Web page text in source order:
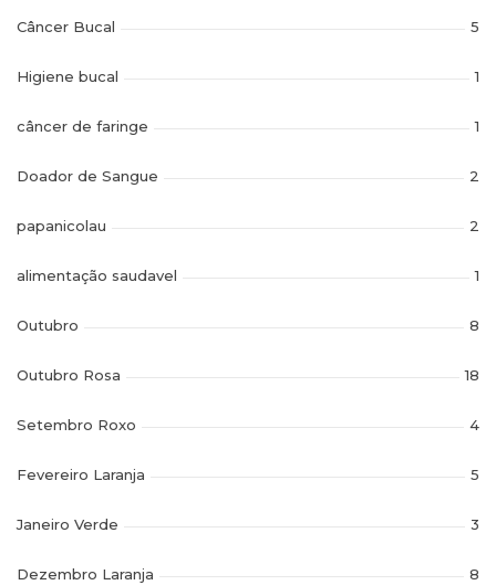
Câncer Bucal 5
Higiene bucal 1
câncer de faringe 1
Doador de Sangue 2
papanicolau 2
alimentação saudavel 1
Outubro 8
Outubro Rosa 18
Setembro Roxo 4
Fevereiro Laranja 5
Janeiro Verde 3
Dezembro Laranja 8